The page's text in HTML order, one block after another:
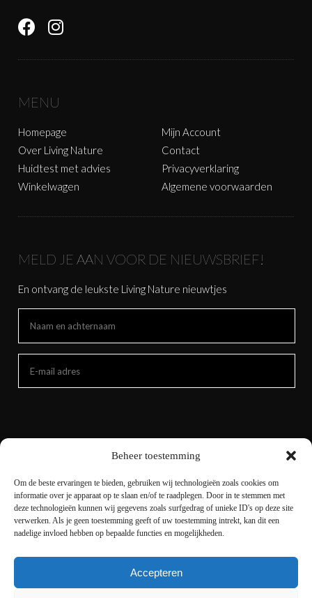
Beheer toestemming
Om de beste ervaringen te bieden, gebruiken wij technologieën zoals cookies om
informatie over je apparaat op te slaan en/of te raadplegen. Door in te stemmen met
deze technologieën kunnen wij gegevens zoals surfgedrag of unieke ID's op deze site
verwerken. Als je geen toestemming geeft of uw toestemming intrekt, kan dit een
nadelige invloed hebben op bepaalde functies en mogelijkheden.
Accepteren
MENU
Homepage
Over Living Nature
Huidtest met advies
Winkelwagen
Mijn Account
Contact
Privacyverklaring
Algemene voorwaarden
MELD JE AAN VOOR DE NIEUWSBRIEF!
En ontvang de leukste Living Nature nieuwtjes
Copyright © 2021 livingnature.nl | Alle rechten